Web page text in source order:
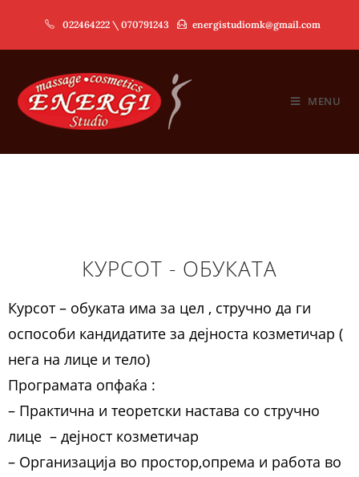
022464222 \ 070791243 energistudiomk@gmail.com
MENU
КУРСОТ - ОБУКАТА
Курсот – обуката има за цел , стручно да ги
оспособи кандидатите за дејноста козметичар (
нега на лице и тело)
Програмата опфаќа :
– Практична и теоретски настава со стручно
лице – дејност козметичар
– Организација во простор,опрема и работа во